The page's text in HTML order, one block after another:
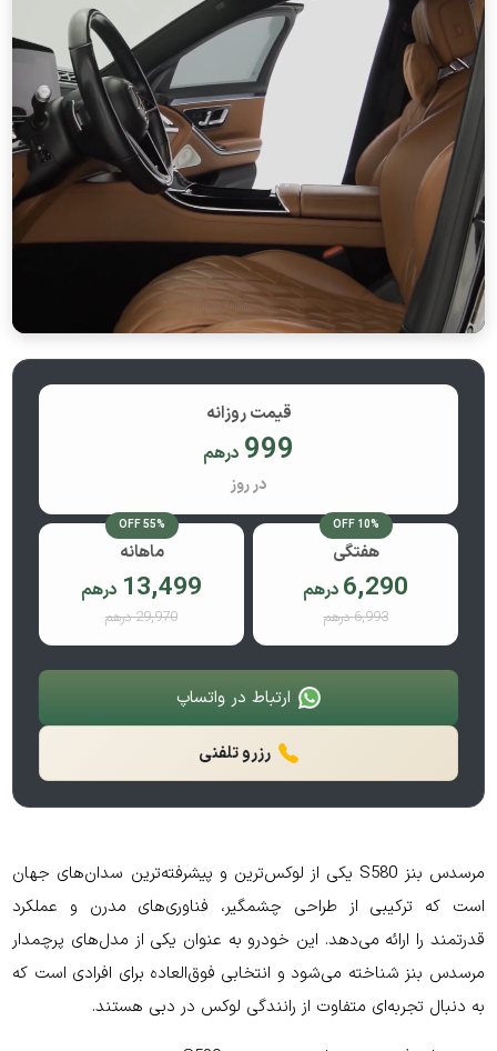
قیمت روزانه
999 درهم
در روز
10% OFF
هفتگی
6,290 درهم
6,993 درهم
55% OFF
ماهانه
13,499 درهم
29,970 درهم
ارتباط در واتساپ
رزرو تلفنی
مرسدس بنز S580 یکی از لوکس‌ترین و پیشرفته‌ترین سدان‌های جهان
است که ترکیبی از طراحی چشمگیر، فناوری‌های مدرن و عملکرد
قدرتمند را ارائه می‌دهد. این خودرو به عنوان یکی از مدل‌های پرچمدار
مرسدس بنز شناخته می‌شود و انتخابی فوق‌العاده برای افرادی است که
به دنبال تجربه‌ای متفاوت از رانندگی لوکس در دبی هستند.